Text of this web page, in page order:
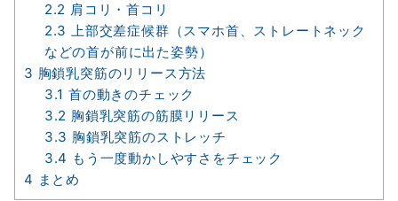
2.2 肩コリ・首コリ
2.3 上部交差症候群（スマホ首、ストレートネック
などの首が前に出た姿勢）
3 胸鎖乳突筋のリリース方法
3.1 首の動きのチェック
3.2 胸鎖乳突筋の筋膜リリース
3.3 胸鎖乳突筋のストレッチ
3.4 もう一度動かしやすさをチェック
4 まとめ